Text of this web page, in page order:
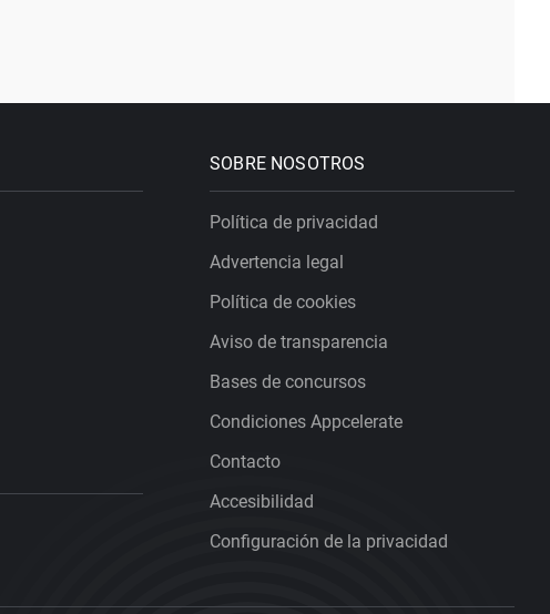
SOBRE NOSOTROS
Política de privacidad
Advertencia legal
Política de cookies
Aviso de transparencia
Bases de concursos
Condiciones Appcelerate
Contacto
Accesibilidad
Configuración de la privacidad